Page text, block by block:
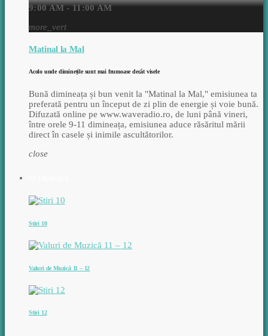
9:00 AM - 11:00 AM
more_vert
Matinal la Mal
Acolo unde diminețile sunt mai frumoase decât visele
Bună dimineața și bun venit la "Matinal la Mal," emisiunea ta
preferată pentru un început de zi plin de energie și voie bună.
Difuzată online pe www.waveradio.ro, de luni până vineri,
între orele 9-11 dimineața, emisiunea aduce răsăritul mării
direct în casele și inimile ascultătorilor.
close
Stiri 10
Valuri de Muzică 11 – 12
Stiri 12